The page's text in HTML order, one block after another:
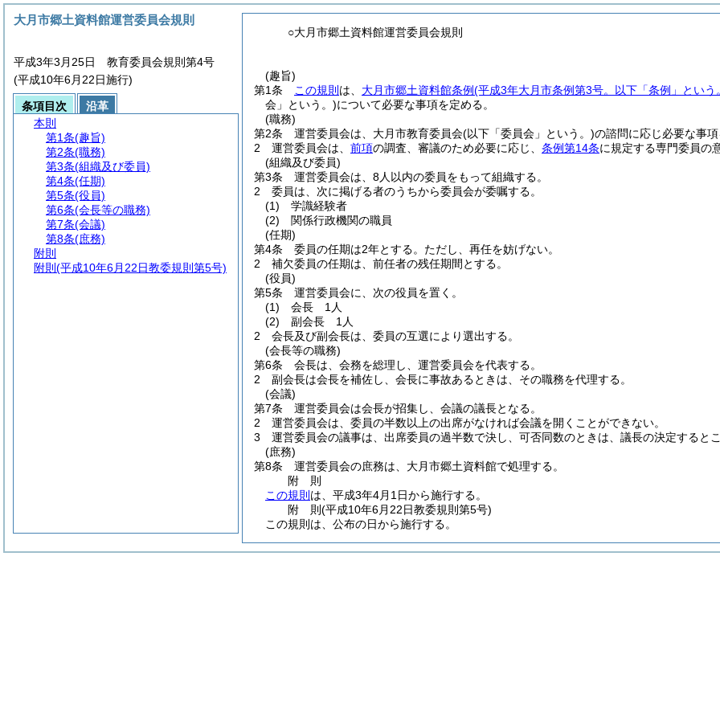
○大月市郷土資料館運営委員会規則
(趣旨)
第1条
この規則 は、 大月市郷土資料館条例(平成3年大月市条例第3号。以下「条例」という
会」という。)について必要な事項を定める。
(職務)
第2条
運営委員会は、大月市教育委員会(以下「委員会」という。)の諮問に応じ必要な事
2
運営委員会は、 前項の調査、審議のため必要に応じ、 条例第14条に規定する専門委員の
(組織及び委員)
第3条
運営委員会は、8人以内の委員をもって組織する。
2
委員は、次に掲げる者のうちから委員会が委嘱する。
(1)
学識経験者
(2)
関係行政機関の職員
(任期)
第4条
委員の任期は2年とする。 ただし、再任を妨げない。
2
補欠委員の任期は、前任者の残任期間とする。
(役員)
第5条
運営委員会に、次の役員を置く。
(1)
会長 1人
(2)
副会長 1人
2
会長及び副会長は、委員の互選により選出する。
(会長等の職務)
第6条
会長は、会務を総理し、運営委員会を代表する。
2
副会長は会長を補佐し、会長に事故あるときは、その職務を代理する。
(会議)
第7条
運営委員会は会長が招集し、会議の議長となる。
2
運営委員会は、委員の半数以上の出席がなければ会議を開くことができない。
3
運営委員会の議事は、出席委員の過半数で決し、可否同数のときは、議長の決定するとこ
(庶務)
第8条
運営委員会の庶務は、大月市郷土資料館で処理する。
附 則
この規則 は、平成3年4月1日から施行する。
附 則(平成10年6月22日教委規則第5号)
この規則は、公布の日から施行する。
大月市郷土資料館運営委員会規則
平成3年3月25日 教育委員会規則第4号
(平成10年6月22日施行)
条項目次
沿革
本則
第1条(趣旨)
第2条(職務)
第3条(組織及び委員)
第4条(任期)
第5条(役員)
第6条(会長等の職務)
第7条(会議)
第8条(庶務)
附則
附則 (平成10年6月22日教委規則第5号)